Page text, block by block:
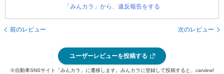
「みんカラ」から、違反報告をする
前のレビュー 次のレビュー
ユーザーレビューを投稿する
※自動車SNSサイト「みんカラ」に遷移します。みんカラに登録して投稿すると、carview!